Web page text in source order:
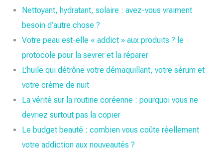
Nettoyant, hydratant, solaire : avez-vous vraiment
besoin d’autre chose ?
Votre peau est-elle « addict » aux produits ? le
protocole pour la sevrer et la réparer
L’huile qui détrône votre démaquillant, votre sérum et
votre crème de nuit
La vérité sur la routine coréenne : pourquoi vous ne
devriez surtout pas la copier
Le budget beauté : combien vous coûte réellement
votre addiction aux nouveautés ?